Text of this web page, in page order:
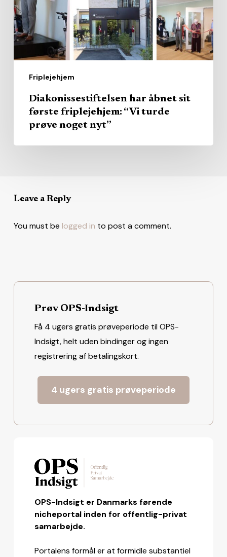
Friplejehjem
friplejehjem:
“Vi
turde
Diakonissestiftelsen har åbnet sit
første friplejehjem: “Vi turde
prøve noget nyt”
Leave a Reply
You must be logged in to post a comment.
Prøv OPS-Indsigt
Få 4 ugers gratis prøveperiode til OPS-
Indsigt, helt uden bindinger og ingen
registrering af betalingskort.
4 ugers gratis prøveperiode
OPS-Indsigt er Danmarks førende
nicheportal inden for offentlig-privat
samarbejde.
Portalens formål er at formidle substantiel